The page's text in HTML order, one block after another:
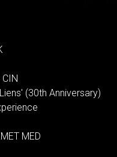
(30th Anniversary)
MED